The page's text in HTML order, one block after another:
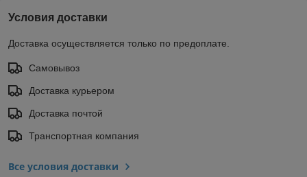
Условия доставки
Доставка осуществляется только по предоплате.
Самовывоз
Доставка курьером
Доставка почтой
Транспортная компания
Все условия доставки